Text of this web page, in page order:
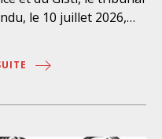
le 10 juillet 2026,
dans les locaux de